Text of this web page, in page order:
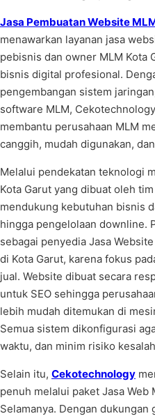
Jasa Pembuatan Website
menawarkan layanan jasa
pebisnis dan owner MLM Kota
bisnis digital profesional.
pengembangan sistem
software MLM,
membantu perusahaan MLM
canggih, mudah digunakan,
Melalui pendekatan teknologi
Kota Garut yang dibuat oleh
mendukung kebutuhan bisnis
hingga pengelolaan downline.
sebagai penyedia Jasa
di Kota Garut, karena fokus
jual. Website dibuat secara
untuk SEO sehingga
lebih mudah ditemukan di
Semua sistem dikonfigurasi
waktu, dan minim risiko
Selain itu, Cekotechnology
penuh melalui paket Jasa Web
Selamanya. Dengan dukungan